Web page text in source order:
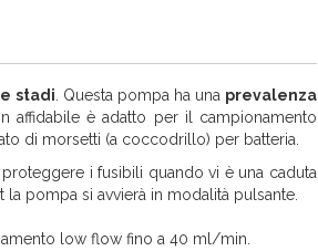
stadi . Questa pompa ha una prevalenza
affidabile è adatto per il campionamento
di morsetti (a coccodrillo) per batteria.
i fusibili quando vi è una caduta
pompa si avvierà in modalità pulsante.
low flow fino a 40 ml/min.